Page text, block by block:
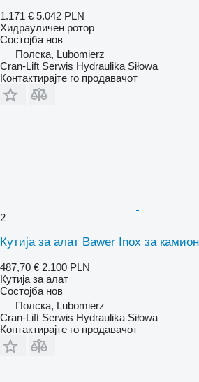
1.171 € 5.042 PLN
Хидрауличен ротор
Состојба нов
Полска, Lubomierz
Cran-Lift Serwis Hydraulika Siłowa
Контактирајте го продавачот
2
Кутија за алат Bawer Inox за
487,70 € 2.100 PLN
Кутија за алат
Состојба нов
Полска, Lubomierz
Cran-Lift Serwis Hydraulika Siłowa
Контактирајте го продавачот